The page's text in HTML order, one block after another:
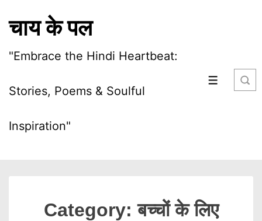
चाय के पल
"Embrace the Hindi Heartbeat:
Stories, Poems & Soulful
Inspiration"
Category:बच्चों के लिए